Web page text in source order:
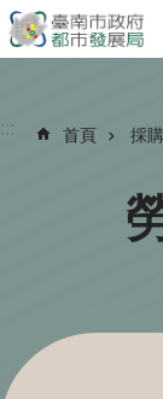
跳到主要內容區塊
::: 首頁 採